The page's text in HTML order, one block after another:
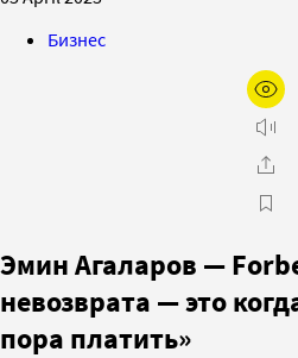
Бизнес
Эмин Агаларов —
невозврата — это
пора платить»